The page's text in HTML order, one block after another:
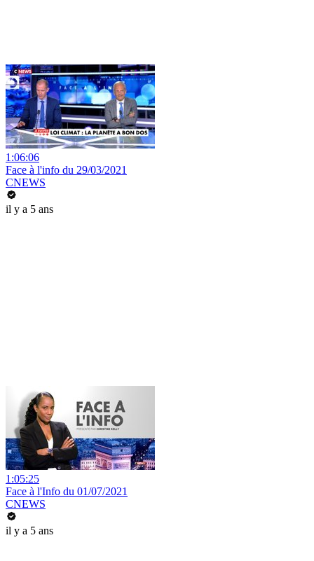
1:06:06
Face à l'info du 29/03/2021
CNEWS
il y a 5 ans
1:05:25
Face à l'Info du 01/07/2021
CNEWS
il y a 5 ans